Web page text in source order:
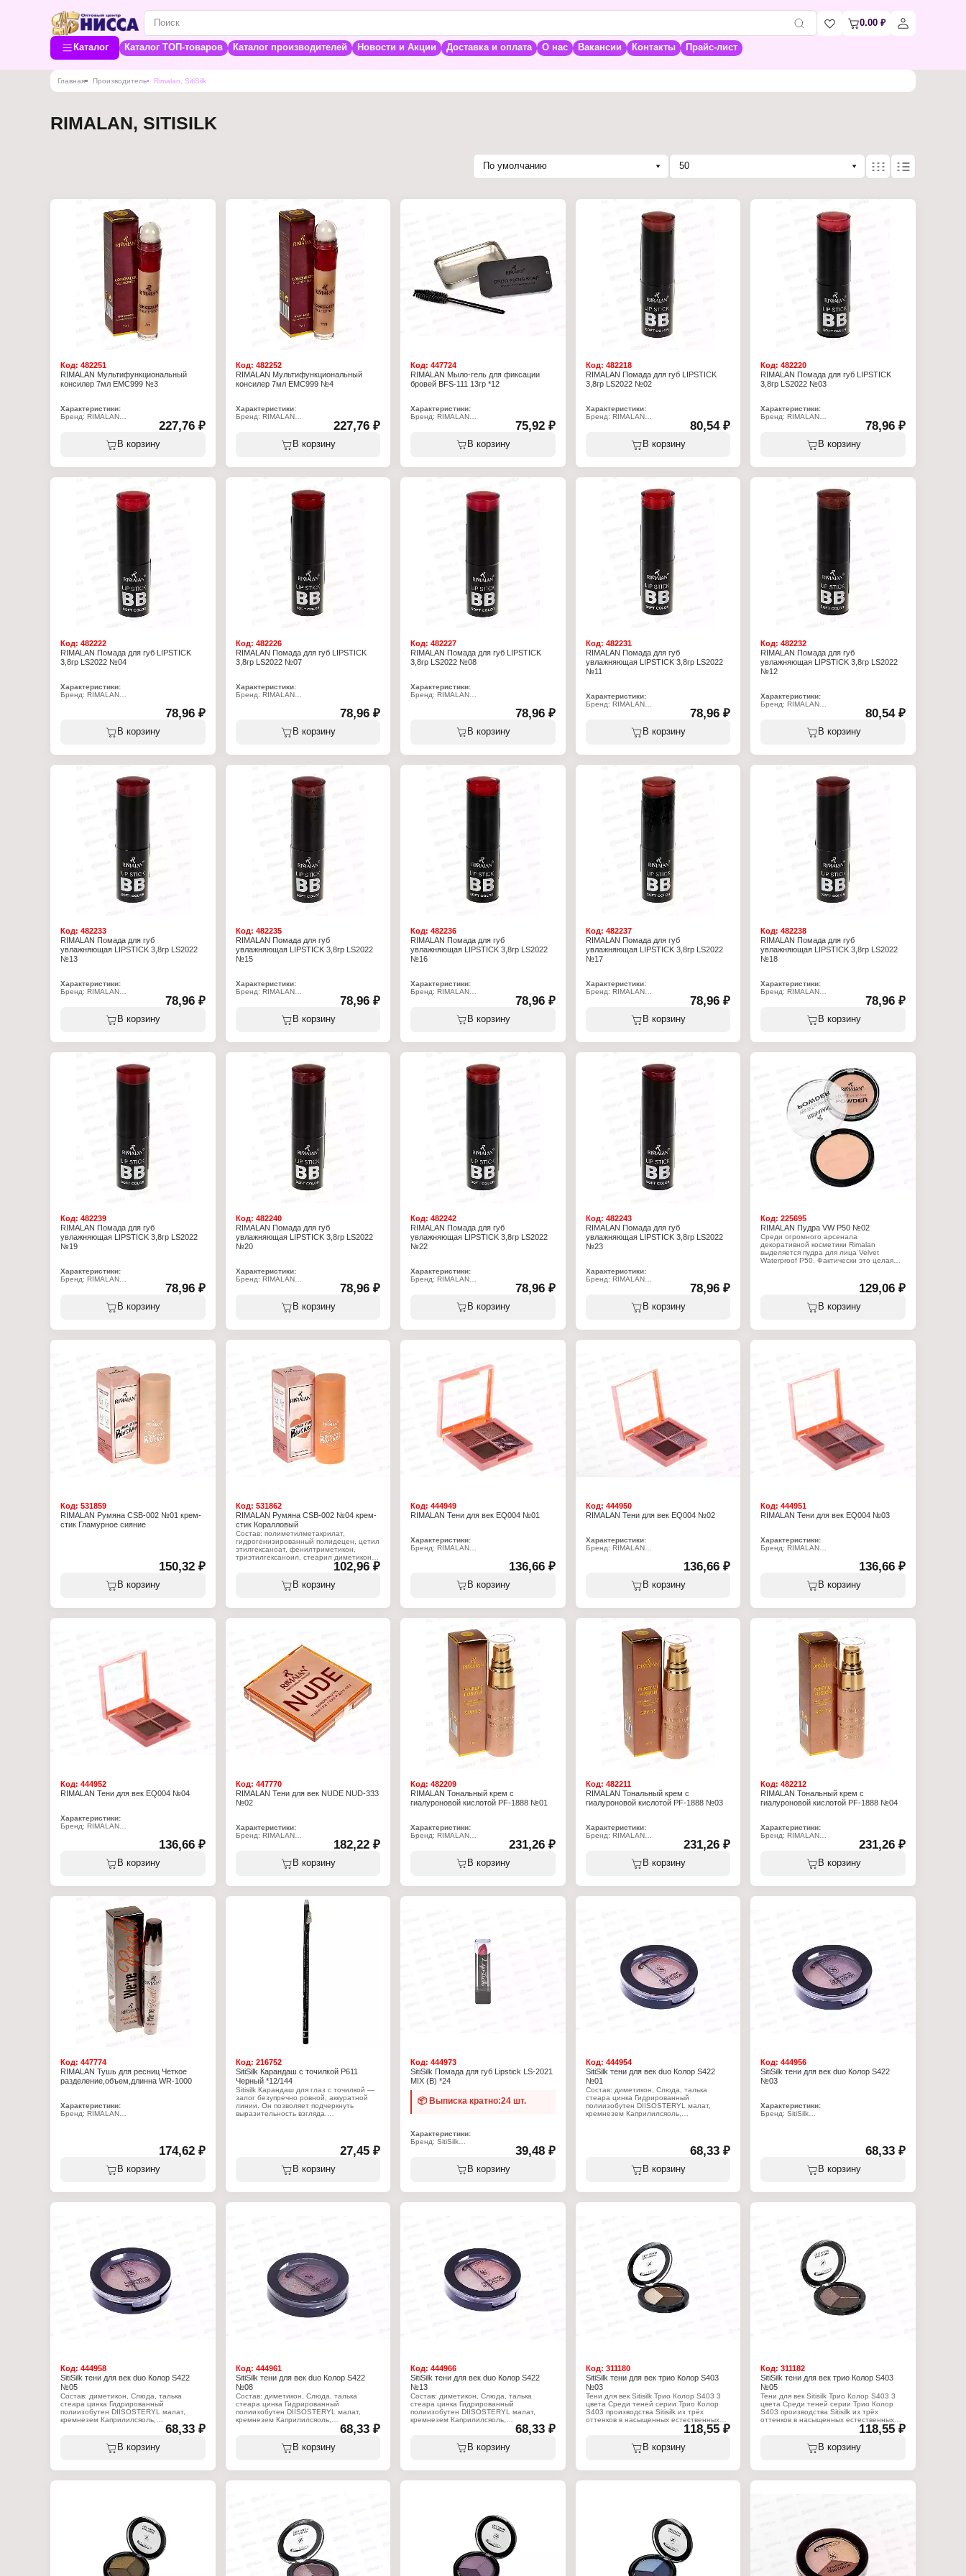
0.00 ₽
Каталог Каталог ТОП-товаров Каталог производителей Новости и Акции Доставка и оплата О нас Вакансии Контакты Прайс-лист
Главная Производитель Rimalan, SitiSilk
RIMALAN, SITISILK
По умолчанию 50
Код: 482251
RIMALAN Мультифункциональный
консилер 7мл EMC999 №3
Характеристики:
Бренд: RIMALAN
Особенность: Мультифункциональный
227,76 ₽
В корзину
Код: 482252
RIMALAN Мультифункциональный
консилер 7мл EMC999 №4
Характеристики:
Бренд: RIMALAN
Особенность: Мультифункциональный
227,76 ₽
В корзину
Код:447724
RIMALAN Мыло-гель для фиксации
бровей BFS-111 13гр *12
Характеристики:
Бренд: RIMALAN
Тип товара: Фиксатор для бровей
Вариация: Мыло
Цвет: прозрачный
75,92 ₽
В корзину
Код: 482218
RIMALAN Помада для губ LIPSTICK
3,8гр LS2022 №02
Характеристики:
Бренд: RIMALAN
Особенность: увлажняющая
80,54 ₽
В корзину
Код:482220
RIMALAN Помада для губ LIPSTICK
3,8гр LS2022 №03
Характеристики:
Бренд: RIMALAN
Особенность: увлажняющая
78,96 ₽
В корзину
Код: 482222
RIMALAN Помада для губ LIPSTICK
3,8гр LS2022 №04
Характеристики:
Бренд: RIMALAN
78,96 ₽
В корзину
Код: 482226
RIMALAN Помада для губ LIPSTICK
3,8гр LS2022 №07
Характеристики:
Бренд: RIMALAN
78,96 ₽
В корзину
Код:482227
RIMALAN Помада для губ LIPSTICK
3,8гр LS2022 №08
Характеристики:
Бренд: RIMALAN
78,96 ₽
В корзину
Код: 482231
RIMALAN Помада для губ
увлажняющая LIPSTICK 3,8гр LS2022
№11
Характеристики:
Бренд: RIMALAN
Особенность: увлажняющая
78,96 ₽
В корзину
Код:482232
RIMALAN Помада для губ
увлажняющая LIPSTICK 3,8гр LS2022
№12
Характеристики:
Бренд: RIMALAN
Особенность: увлажняющая
80,54 ₽
В корзину
Код: 482233
RIMALAN Помада для губ
увлажняющая LIPSTICK 3,8гр LS2022
№13
Характеристики:
Бренд: RIMALAN
Особенность: увлажняющая
78,96 ₽
В корзину
Код: 482235
RIMALAN Помада для губ
увлажняющая LIPSTICK 3,8гр LS2022
№15
Характеристики:
Бренд: RIMALAN
Особенность: увлажняющая
78,96 ₽
В корзину
Код:482236
RIMALAN Помада для губ
увлажняющая LIPSTICK 3,8гр LS2022
№16
Характеристики:
Бренд: RIMALAN
Особенность: увлажняющая
78,96 ₽
В корзину
Код: 482237
RIMALAN Помада для губ
увлажняющая LIPSTICK 3,8гр LS2022
№17
Характеристики:
Бренд: RIMALAN
Особенность: увлажняющая
78,96 ₽
В корзину
Код:482238
RIMALAN Помада для губ
увлажняющая LIPSTICK 3,8гр LS2022
№18
Характеристики:
Бренд: RIMALAN
Особенность: увлажняющая
78,96 ₽
В корзину
Код: 482239
RIMALAN Помада для губ
увлажняющая LIPSTICK 3,8гр LS2022
№19
Характеристики:
Бренд: RIMALAN
Особенность: увлажняющая
78,96 ₽
В корзину
Код: 482240
RIMALAN Помада для губ
увлажняющая LIPSTICK 3,8гр LS2022
№20
Характеристики:
Бренд: RIMALAN
Особенность: увлажняющая
78,96 ₽
В корзину
Код:482242
RIMALAN Помада для губ
увлажняющая LIPSTICK 3,8гр LS2022
№22
Характеристики:
Бренд: RIMALAN
Особенность: увлажняющая
78,96 ₽
В корзину
Код: 482243
RIMALAN Помада для губ
увлажняющая LIPSTICK 3,8гр LS2022
№23
Характеристики:
Бренд: RIMALAN
Особенность: увлажняющая
78,96 ₽
В корзину
Код:225695
RIMALAN Пудра VW P50 №02
Среди огромного арсенала
декоративной косметики Rimalan
выделяется пудра для лица Velvet
Waterproof P50. Фактически это целая
из них самые подходящие. Средство
отлично маскирует покраснения,
обладает матовым эффектом и убирает
свободы.Пудра для этой серии обладает
лёгкой, почти воздушной структурой,
приобрести очень экономное средство
декоративной косметики. Пудра
расфасована большим объёмом,
поэтому хватает надолго.Упаковка
устойчива к повреждениям.
Характеристики:
Бренд: RIMALAN
Артикул: VW P50
Линейка: "Waterproof Velvet"
Тип товара: Пудра для лица
129,06 ₽
В корзину
Код: 531859
RIMALAN Румяна CSB-002 №01 крем-
стик Гламурное сияние
150,32 ₽
В корзину
Код: 531862
RIMALAN Румяна CSB-002 №04 крем-
стик Коралловый
Состав: полиметилметакрилат,
гидрогенизированный полидецен, цетил
этилгексаноат, фенилтриметикон,
триэтилгексаноил, стеарил диметикон,
слюда синтетическая, полиэтилен,
озокерит, полиглицерил триизостеарат,
церезин, сорбитансесквиолеат,
канделильский воск, нейтральный
шиповника собачьего масло, аргании
гироксигидроциннамат, гексиленгликоль,
слюда, диоксид титана.
Характеристики:
Бренд: RIMALAN
Артикул: CSB-002
Тип товара: Румяна
Тон: 04 коралловый
Форма выпуска: крем-стик
Объем: 8 г
102,96 ₽
В корзину
Код:444949
RIMALAN Тени для век EQ004 №01
Характеристики:
Бренд: RIMALAN
Линейка: "Eyeshadow Quartet"136,66 ₽
В корзину
Код: 444950
RIMALAN Тени для век EQ004 №02
Характеристики:
Бренд: RIMALAN
Линейка: "Eyeshadow Quartet"136,66 ₽
В корзину
Код:444951
RIMALAN Тени для век EQ004 №03
Характеристики:
Бренд: RIMALAN
Линейка: "Eyeshadow Quartet"136,66 ₽
В корзину
Код: 444952
RIMALAN Тени для век EQ004 №04
Характеристики:
Бренд: RIMALAN
Линейка: "Eyeshadow Quartet"136,66 ₽
В корзину
Код: 447770
RIMALAN Тени для век NUDE NUD-333
№02
Характеристики:
Бренд: RIMALAN
Тип товара: Тени для век
182,22 ₽
В корзину
Код:482209
RIMALAN Тональный крем с
гиалуроновой кислотой PF-1888 №01
Характеристики:
Бренд: RIMALAN
Вид: тональный
Особенность: с гиалуроновой кислотой,
231,26 ₽
В корзину
Код: 482211
RIMALAN Тональный крем с
гиалуроновой кислотой PF-1888 №03
Характеристики:
Бренд: RIMALAN
Вид: тональный
Особенность: с гиалуроновой кислотой,
231,26 ₽
В корзину
Код:482212
RIMALAN Тональный крем с
гиалуроновой кислотой PF-1888 №04
Характеристики:
Бренд: RIMALAN
Вид: тональный
Особенность: с гиалуроновой кислотой,
231,26 ₽
В корзину
Код: 447774
RIMALAN Тушь для ресниц Четкое
разделение,объем,длинна WR-1000
Характеристики:
Бренд: RIMALAN
Эффект: разделение, объем, длина
174,62 ₽
В корзину
Код: 216752
SitiSilk Карандаш с точилкой P611
Черный *12/144
Sitisilk Карандаш для глаз с точилкой —
залог безупречно ровной, аккуратной
линии. Он позволяет подчеркнуть
выразительность взгляда.
Тип товара: Карандаш для глаз27,45 ₽
В корзину
Код:444973
SitiSilk Помада для губ Lipstick LS-2021
MIX (В) *24
📦 Выписка кратно:24 шт.
Характеристики:
Бренд: SitiSilk
Тон: в ассортименте
39,48 ₽
В корзину
Код: 444954
SitiSilk тени для век duo Колор S422
№01
Состав: диметикон, Слюда, талька
стеара цинка Гидрированный
полиизобутен DIISOSTERYL малат,
кремнезем Каприлилсяоль,
ЖЕЛЕЗА ферроцианида, АММИАЧНО,
Характеристики:
Линейка: "Duo Color"
68,33 ₽
В корзину
Код:444956
SitiSilk тени для век duo Колор S422
№03
Характеристики:
Бренд: SitiSilk
68,33 ₽
В корзину
Код: 444958
SitiSilk тени для век duo Колор S422
№05
Состав: диметикон, Слюда, талька
стеара цинка Гидрированный
полиизобутен DIISOSTERYL малат,
кремнезем Каприлилсяоль,
феноксиэтанол,Лауроильная Лизин,
гексиленгпиколь, ТИТАНА ДВУОКИСЬ
оксидами железаUSMUTHХлорокиси
ЖЕЛЕЗА ферроцианида, АММИАЧНО,
Бренд: SitiSilk
68,33 ₽
В корзину
Код: 444961
SitiSilk тени для век duo Колор S422
№08
Состав: диметикон, Слюда, талька
стеара цинка Гидрированный
полиизобутен DIISOSTERYL малат,
кремнезем Каприлилсяоль,
феноксиэтанол,Лауроильная Лизин,
гексиленгпиколь, ТИТАНА ДВУОКИСЬ
оксидами железаUSMUTHХлорокиси
ЖЕЛЕЗА ферроцианида, АММИАЧНО,
Бренд: SitiSilk
68,33 ₽
В корзину
Код:444966
SitiSilk тени для век duo Колор S422
№13
Состав: диметикон, Слюда, талька
стеара цинка Гидрированный
полиизобутен DIISOSTERYL малат,
кремнезем Каприлилсяоль,
феноксиэтанол,Лауроильная Лизин,
гексиленгпиколь, ТИТАНА ДВУОКИСЬ
оксидами железаUSMUTHХлорокиси
ЖЕЛЕЗА ферроцианида, АММИАЧНО,
Бренд: SitiSilk
68,33 ₽
В корзину
Код: 311180
SitiSilk тени для век трио Колор S403
№03
Тени для век Sitisilk Трио Колор S403 3
цвета Среди теней серии Трио Колор
S403 производства Sitisilk из трёх
оттенков в насыщенных естественных
тонах пользуется повышенной
популярностью. Он подходит для
создания модного сегодня макияжа в
коричневых тонах, который является
ежедневного макияжа, таки и
цветотипа. Тени Sitisilk Трио Колор S403
высокопигментированные, что позволяет
использовать их как с основой, так и без
неё. Они легко наносятся, прекрасно
растушёвываются и долго держаться,
сохраняя свежесть, не высыхая и не
осыпаясь. Купить тени для век Sitisilk
118,55 ₽
В корзину
Код:311182
SitiSilk тени для век трио Колор S403
№05
Тени для век Sitisilk Трио Колор S403 3
цвета Среди теней серии Трио Колор
S403 производства Sitisilk из трёх
оттенков в насыщенных естественных
тонах пользуется повышенной
популярностью. Он подходит для
создания модного сегодня макияжа в
коричневых тонах, который является
ежедневного макияжа, таки и
высокопигментированные, что позволяет
использовать их как с основой, так и без
неё. Они легко наносятся, прекрасно
растушёвываются и долго держаться,
сохраняя свежесть, не высыхая и не
осыпаясь. Купить тени для век Sitisilk
118,55 ₽
В корзину